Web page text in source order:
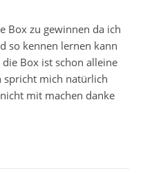
Box zu gewinnen da ich
so kennen lernen kann
Box ist schon alleine
spricht mich natürlich
mit machen danke